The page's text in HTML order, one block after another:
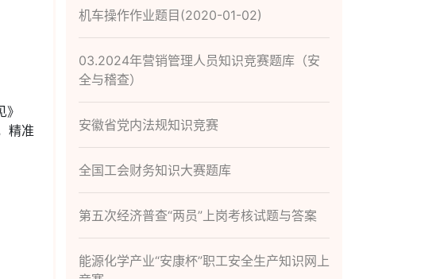
精准
机车操作作业题目(2020-01-02)
03.2024年营销管理人员知识竞赛题库（安
全与稽查）
安徽省党内法规知识竞赛
全国工会财务知识大赛题库
第五次经济普查“两员”上岗考核试题与答案
能源化学产业“安康杯”职工安全生产知识网上